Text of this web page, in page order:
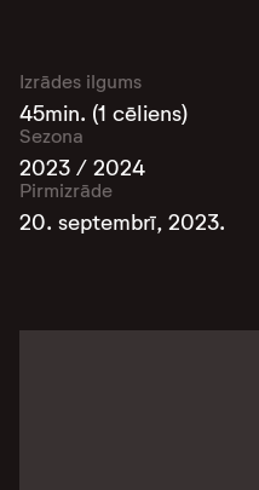
Izrādes ilgums
45min. (1 cēliens)
Sezona
2023 / 2024
Pirmizrāde
20. septembrī, 2023.